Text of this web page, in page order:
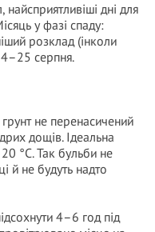
дні для
у фазі спаду:
розклад (інколи
серпня.
не перенасичений
дощів. Ідеальна
°C. Так бульби не
й не будуть надто
4–6 год під